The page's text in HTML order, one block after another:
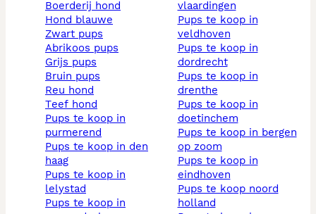
boerderij hond
hond blauwe
zwart pups
abrikoos pups
grijs pups
bruin pups
reu hond
teef hond
pups te koop in
purmerend
pups te koop in den
haag
pups te koop in
lelystad
pups te koop in
vlaardingen
pups te koop in
veldhoven
pups te koop in
dordrecht
pups te koop in
drenthe
pups te koop in
doetinchem
pups te koop in bergen
op zoom
pups te koop in
eindhoven
pups te koop noord
holland